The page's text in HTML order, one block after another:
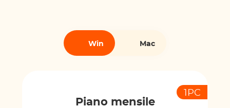
Win Mac
Piano mensile
1PC